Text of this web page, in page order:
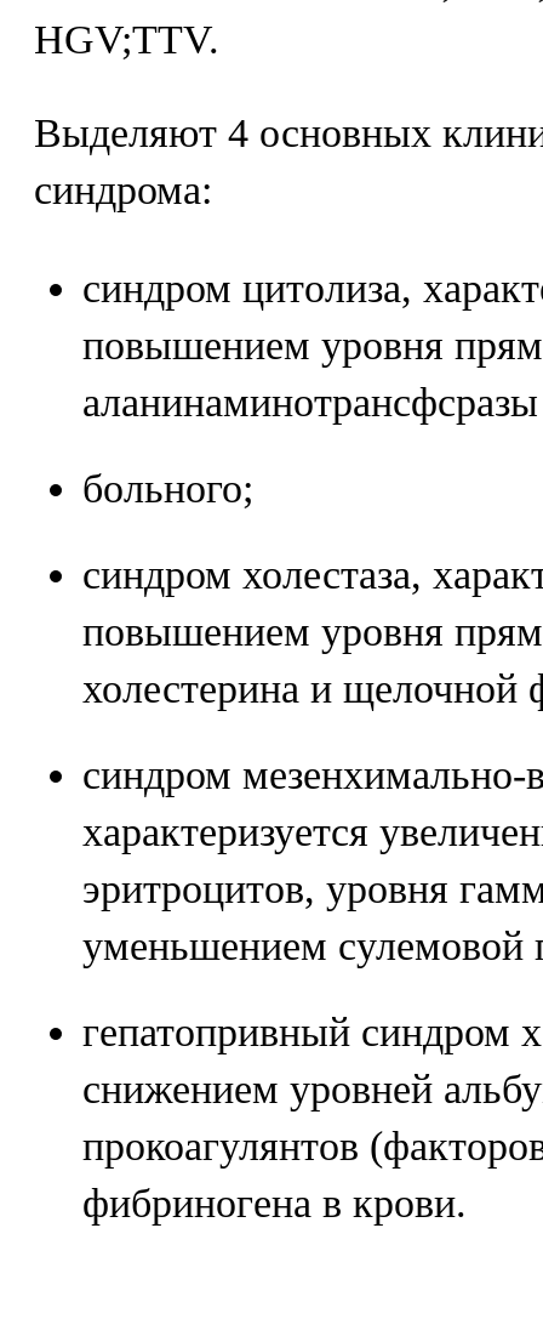
HGV;TTV.
Выделяют 4 основных
синдрома:
синдром цитолиза,
повышением уровня
больного;
синдром холестаза,
повышением уровня
холестерина и щелочной
синдром
характеризуется
эритроцитов, уровня
уменьшением сулемовой
гепатопривный синдром
снижением уровней
прокоагулянтов
фибриногена в крови.